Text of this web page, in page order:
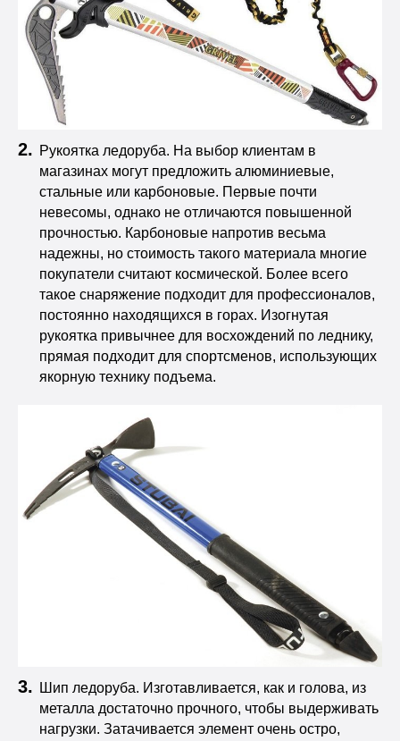
Рукоятка ледоруба. На выбор клиентам в
магазинах могут предложить алюминиевые,
стальные или карбоновые. Первые почти
невесомы, однако не отличаются повышенной
прочностью. Карбоновые напротив весьма
надежны, но стоимость такого материала многие
покупатели считают космической. Более всего
такое снаряжение подходит для профессионалов,
постоянно находящихся в горах. Изогнутая
рукоятка привычнее для восхождений по леднику,
прямая подходит для спортсменов, использующих
якорную технику подъема.
Шип ледоруба. Изготавливается, как и голова, из
металла достаточно прочного, чтобы выдерживать
нагрузки. Затачивается элемент очень остро,